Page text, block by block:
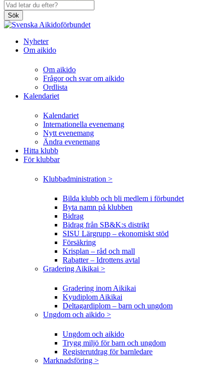
Sök
Nyheter
Om aikido
Om aikido
Frågor och svar om aikido
Ordlista
Kalendariet
Kalendariet
Internationella evenemang
Nytt evenemang
Ändra evenemang
Hitta klubb
För klubbar
Klubbadministration >
Bilda klubb och bli medlem i förbundet
Byta namn på klubben
Bidrag
Bidrag från SB&K:s distrikt
SISU Lärgrupp – ekonomiskt stöd
Försäkring
Krisplan – råd och mall
Rabatter – Idrottens avtal
Gradering Aikikai >
Gradering inom Aikikai
Kyudiplom Aikikai
Deltagardiplom – barn och ungdom
Ungdom och aikido >
Ungdom och aikido
Trygg miljö för barn och ungdom
Registerutdrag för barnledare
Marknadsföring >